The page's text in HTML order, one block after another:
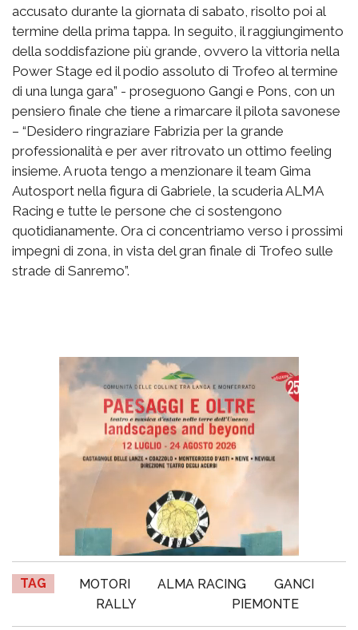
accusato durante la giornata di sabato, risolto poi al
termine della prima tappa. In seguito, il raggiungimento
della soddisfazione più grande, ovvero la vittoria nella
Power Stage ed il podio assoluto di Trofeo al termine
di una lunga gara” - proseguono Gangi e Pons, con un
pensiero finale che tiene a rimarcare il pilota savonese
– “Desidero ringraziare Fabrizia per la grande
professionalità e per aver ritrovato un ottimo feeling
insieme. A ruota tengo a menzionare il team Gima
Autosport nella figura di Gabriele, la scuderia ALMA
Racing e tutte le persone che ci sostengono
quotidianamente. Ora ci concentriamo verso i prossimi
impegni di zona, in vista del gran finale di Trofeo sulle
strade di Sanremo”.
TAG MOTORI ALMA RACING
GANCI
RALLY
PIEMONTE